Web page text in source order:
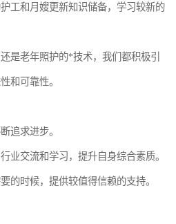
工和月嫂更新知识储备，学习较新的
是老年照护的*技术，我们都积极引
和可靠性。
追求进步。
业交流和学习，提升自身综合素质。
的时候，提供较值得信赖的支持。